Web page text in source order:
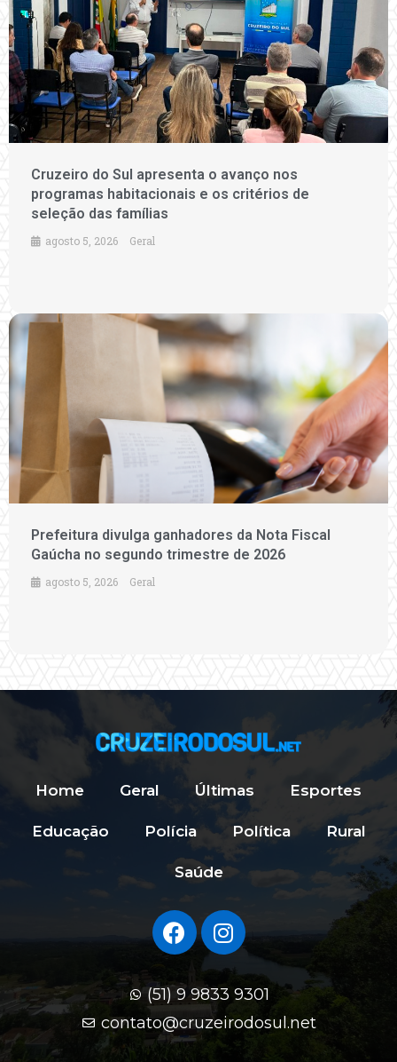
Cruzeiro do Sul apresenta o avanço nos
programas habitacionais e os critérios de
seleção das famílias
agosto 5, 2026 Geral
Prefeitura divulga ganhadores da Nota Fiscal
Gaúcha no segundo trimestre de 2026
agosto 5, 2026 Geral
Home Geral Últimas Esportes
Educação Polícia Política Rural
Saúde
(51) 9 9833 9301
contato@cruzeirodosul.net